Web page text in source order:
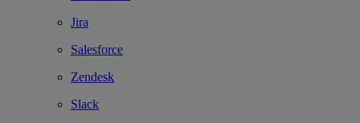
Jira
Salesforce
Zendesk
Slack